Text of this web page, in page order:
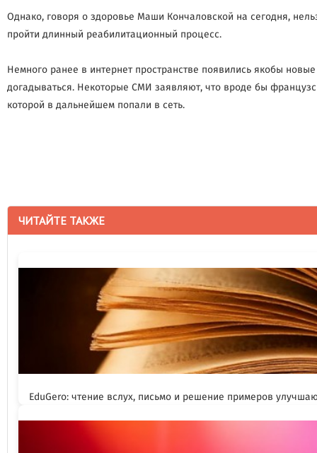
ЧИТАЙТЕ ТАКЖЕ
EduGero: чтение вслух, письмо и решение примеров
Однако, говоря о здоровье Маши Кончаловской на сегодня,
пройти длинный реабилитационный процесс.
Немного ранее в интернет пространстве появились якобы
догадываться. Некоторые СМИ заявляют, что вроде бы
которой в дальнейшем попали в сеть.